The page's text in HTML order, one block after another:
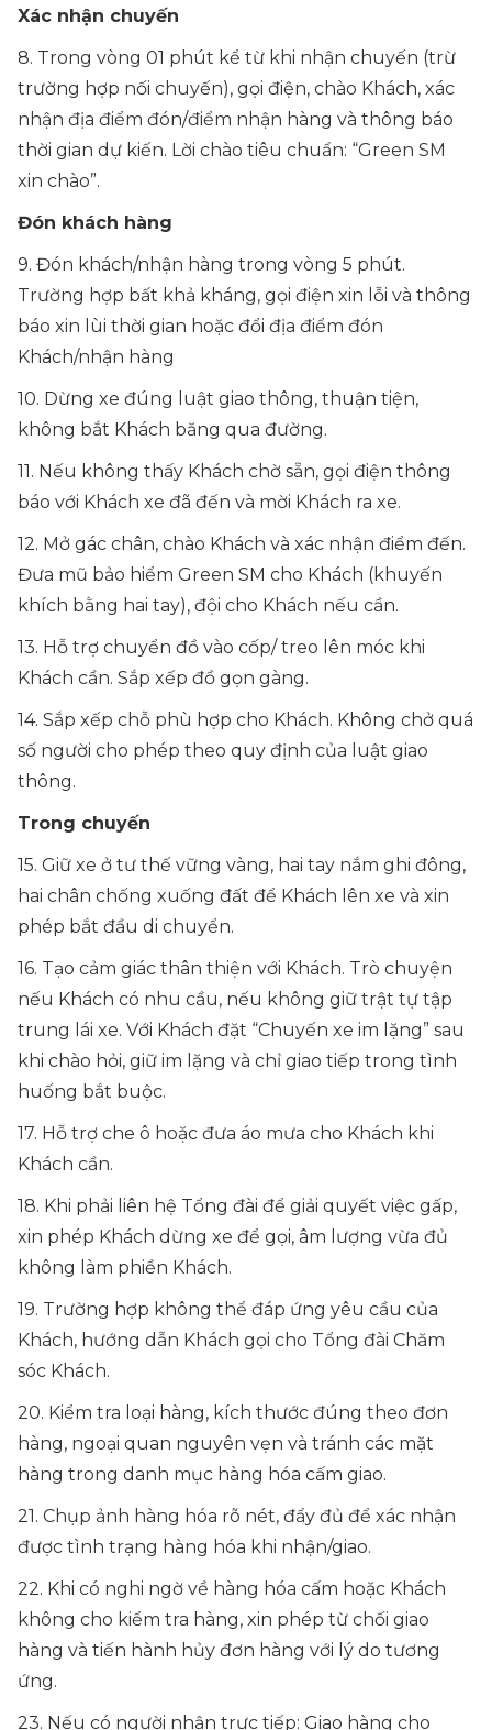
Xác nhận chuyến
8. Trong vòng 01 phút kể từ khi nhận chuyến (trừ
trường hợp nối chuyến), gọi điện, chào Khách, xác
nhận địa điểm đón/điểm nhận hàng và thông báo
thời gian dự kiến. Lời chào tiêu chuẩn: “Green SM
xin chào”.
Đón khách hàng
9. Đón khách/nhận hàng trong vòng 5 phút.
Trường hợp bất khả kháng, gọi điện xin lỗi và thông
báo xin lùi thời gian hoặc đổi địa điểm đón
Khách/nhận hàng
10. Dừng xe đúng luật giao thông, thuận tiện,
không bắt Khách băng qua đường.
11. Nếu không thấy Khách chờ sẵn, gọi điện thông
báo với Khách xe đã đến và mời Khách ra xe.
12. Mở gác chân, chào Khách và xác nhận điểm đến.
Đưa mũ bảo hiểm Green SM cho Khách (khuyến
khích bằng hai tay), đội cho Khách nếu cần.
13. Hỗ trợ chuyển đồ vào cốp/ treo lên móc khi
Khách cần. Sắp xếp đồ gọn gàng.
14. Sắp xếp chỗ phù hợp cho Khách. Không chở quá
số người cho phép theo quy định của luật giao
thông.
Trong chuyến
15. Giữ xe ở tư thế vững vàng, hai tay nắm ghi đông,
hai chân chống xuống đất để Khách lên xe và xin
phép bắt đầu di chuyển.
16. Tạo cảm giác thân thiện với Khách. Trò chuyện
nếu Khách có nhu cầu, nếu không giữ trật tự tập
trung lái xe. Với Khách đặt “Chuyến xe im lặng” sau
khi chào hỏi, giữ im lặng và chỉ giao tiếp trong tình
huống bắt buộc.
17. Hỗ trợ che ô hoặc đưa áo mưa cho Khách khi
Khách cần.
18. Khi phải liên hệ Tổng đài để giải quyết việc gấp,
xin phép Khách dừng xe để gọi, âm lượng vừa đủ
không làm phiền Khách.
19. Trường hợp không thể đáp ứng yêu cầu của
Khách, hướng dẫn Khách gọi cho Tổng đài Chăm
sóc Khách.
20. Kiểm tra loại hàng, kích thước đúng theo đơn
hàng, ngoại quan nguyên vẹn và tránh các mặt
hàng trong danh mục hàng hóa cấm giao.
21. Chụp ảnh hàng hóa rõ nét, đẩy đủ để xác nhận
được tình trạng hàng hóa khi nhận/giao.
22. Khi có nghi ngờ về hàng hóa cấm hoặc Khách
không cho kiểm tra hàng, xin phép từ chối giao
hàng và tiến hành hủy đơn hàng với lý do tương
ứng.
23. Nếu có người nhận trực tiếp: Giao hàng cho